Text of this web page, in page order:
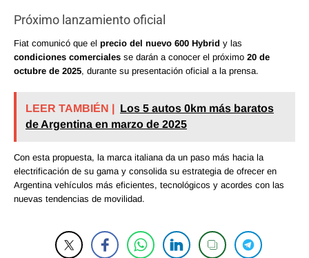
Próximo lanzamiento oficial
Fiat comunicó que el precio del nuevo 600 Hybrid y las
condiciones comerciales se darán a conocer el próximo 20 de
octubre de 2025, durante su presentación oficial a la prensa.
LEER TAMBIÉN | Los 5 autos 0km más baratos
de Argentina en marzo de 2025
Con esta propuesta, la marca italiana da un paso más hacia la
electrificación de su gama y consolida su estrategia de ofrecer en
Argentina vehículos más eficientes, tecnológicos y acordes con las
nuevas tendencias de movilidad.